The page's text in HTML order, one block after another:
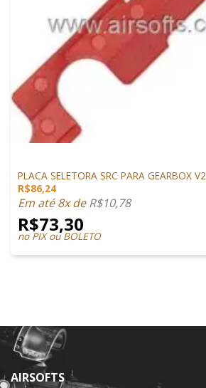
PLACA SELETORA SRC PARA GEARBOX V2
R$86,24
Em até 8x deR$10,78
R$73,30
no PIX ou BOLETO
AIRSOFTS